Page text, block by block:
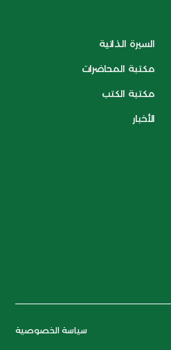
السيرة الذاتية
مكتبة المحاضرات
مكتبة الكتب
الأخبار
سياسة الخصوصية